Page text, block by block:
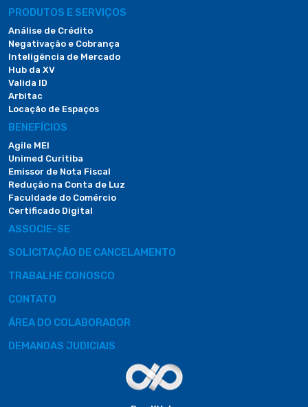
PRODUTOS E SERVIÇOS
Análise de Crédito
Negativação e Cobrança
Inteligência de Mercado
Hub da XV
Valida ID
Arbitac
Locação de Espaços
BENEFÍCIOS
Agile MEI
Unimed Curitiba
Emissor de Nota Fiscal
Redução na Conta de Luz
Faculdade do Comércio
Certificado Digital
ASSOCIE-SE
SOLICITAÇÃO DE CANCELAMENTO
TRABALHE CONOSCO
CONTATO
ÁREA DO COLABORADOR
DEMANDAS JUDICIAIS